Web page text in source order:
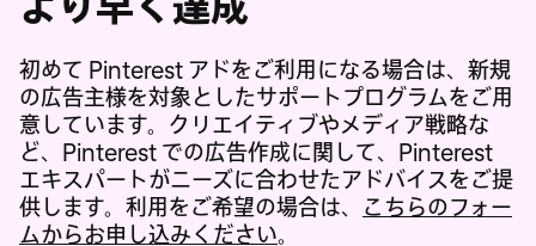
初めて Pinterest アドをご利用になる場合は、新規
の広告主様を対象としたサポートプログラムをご用
意しています。クリエイティブやメディア戦略な
ど、Pinterest での広告作成に関して、Pinterest
エキスパートがニーズに合わせたアドバイスをご提
供します。利用をご希望の場合は、
こちらのフォー
ムからお申し込みください。